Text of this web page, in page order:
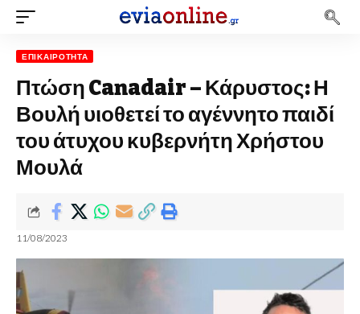
ΕΠΙΚΑΙΡΌΤΗΤΑ
Πτώση Canadair – Κάρυστος: Η
Βουλή υιοθετεί το αγέννητο παιδί
του άτυχου κυβερνήτη Χρήστου
Μουλά
11/08/2023